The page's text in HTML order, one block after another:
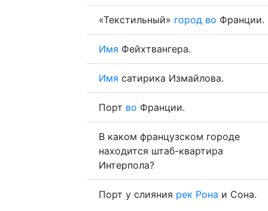
«Текстильный» город во Франции.
Имя Фейхтвангера.
Имя сатирика Измайлова.
Порт во Франции.
В каком французском городе
находится штаб-квартира
Интерпола?
Порт у слияния рек Рона и Сона.